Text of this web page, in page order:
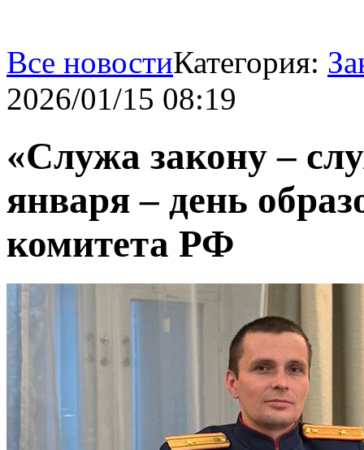
Все новостиКатегория:
2026/01/15 08:19
«Служа закону –
января – день
комитета РФ